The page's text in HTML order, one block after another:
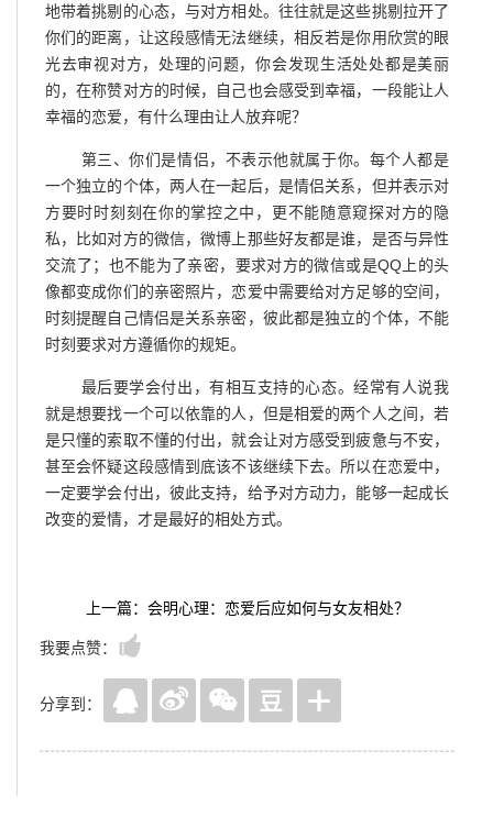
地带着挑剔的心态，与对方相处。往往就是这些挑剔拉开了
你们的距离，让这段感情无法继续，相反若是你用欣赏的眼
光去审视对方，处理的问题，你会发现生活处处都是美丽
的，在称赞对方的时候，自己也会感受到幸福，一段能让人
幸福的恋爱，有什么理由让人放弃呢？
第三、你们是情侣，不表示他就属于你。每个人都是
一个独立的个体，两人在一起后，是情侣关系，但并表示对
方要时时刻刻在你的掌控之中，更不能随意窥探对方的隐
私，比如对方的微信，微博上那些好友都是谁，是否与异性
交流了；也不能为了亲密，要求对方的微信或是QQ上的头
像都变成你们的亲密照片，恋爱中需要给对方足够的空间，
时刻提醒自己情侣是关系亲密，彼此都是独立的个体，不能
时刻要求对方遵循你的规矩。
最后要学会付出，有相互支持的心态。经常有人说我
就是想要找一个可以依靠的人，但是相爱的两个人之间，若
是只懂的索取不懂的付出，就会让对方感受到疲惫与不安，
甚至会怀疑这段感情到底该不该继续下去。所以在恋爱中，
一定要学会付出，彼此支持，给予对方动力，能够一起成长
改变的爱情，才是最好的相处方式。
上一篇：会明心理：恋爱后应如何与女友相处？
我要点赞：
分享到：